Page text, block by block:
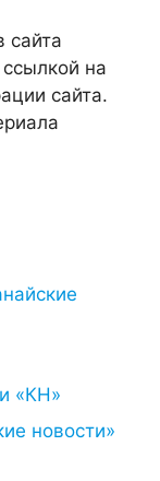
сайта
на
сайта.
«КН»
новости»